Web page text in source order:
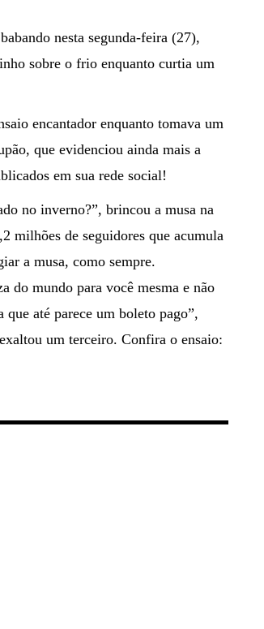
nesta segunda-feira (27),
sobre o frio enquanto curtia um
encantador enquanto tomava um
que evidenciou ainda mais a
em sua rede social!
no inverno?”, brincou a musa na
milhões de seguidores que acumula
a musa, como sempre.
do mundo para você mesma e não
até parece um boleto pago”,
um terceiro. Confira o ensaio: